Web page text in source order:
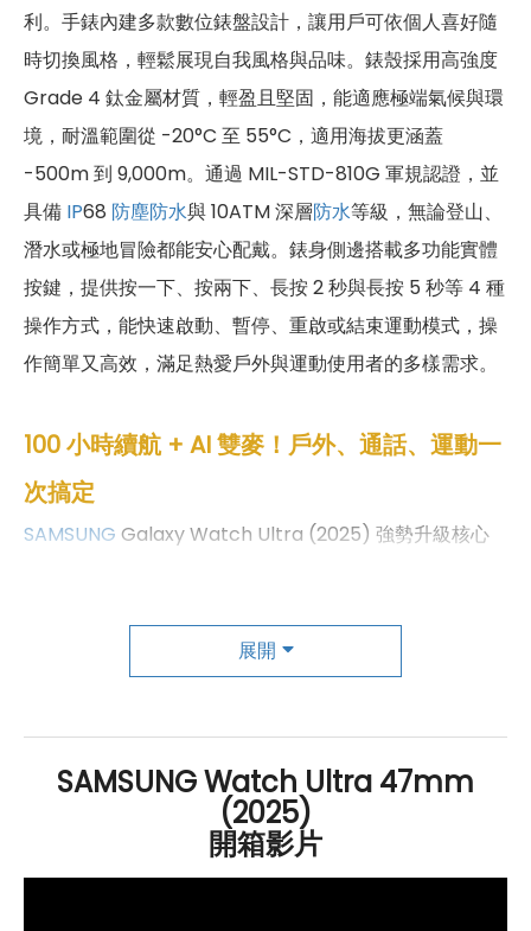
利。手錶內建多款數位錶盤設計，讓用戶可依個人喜好隨
時切換風格，輕鬆展現自我風格與品味。錶殼採用高強度
Grade 4 鈦金屬材質，輕盈且堅固，能適應極端氣候與環
境，耐溫範圍從 -20°C 至 55°C，適用海拔更涵蓋
-500m 到 9,000m。通過 MIL-STD-810G 軍規認證，並
具備 IP68 防塵防水與 10ATM 深層防水等級，無論登山、
潛水或極地冒險都能安心配戴。錶身側邊搭載多功能實體
按鍵，提供按一下、按兩下、長按 2 秒與長按 5 秒等 4 種
操作方式，能快速啟動、暫停、重啟或結束運動模式，操
作簡單又高效，滿足熱愛戶外與運動使用者的多樣需求。
100 小時續航 + AI 雙麥！戶外、通話、運動一
次搞定
SAMSUNG Galaxy Watch Ultra (2025) 強勢升級核心
Exynos W1000 五核心
GBROM大容量儲存空間，使用更流暢、反應
動支付都更加便利。通話品質也同步升級，內建 AI 防風噪
雙麥克風，即使在戶外或運動中講電話，依然清晰穩定。
mAh大電量電池，日常使用最長可
達 100 小時，運動省電模式下也能支撐 48 小時，讓你無
展開
SAMSUNG Watch Ultra 47mm
(2025)
開箱影片